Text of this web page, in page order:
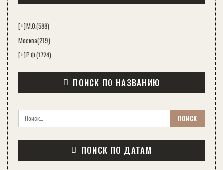
[+]М.О.(588)
Москва(219)
[+]Р.Ф.(1724)
ПОИСК ПО НАЗВАНИЮ
ПОИСК ПО ДАТАМ